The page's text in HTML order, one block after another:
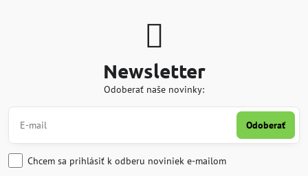
Newsletter
Odoberať naše novinky:
Odoberať
Chcem sa prihlásiť k odberu noviniek e-mailom